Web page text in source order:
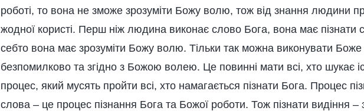
роботі, то вона не зможе зрозуміти Божу волю, тож від знання людини
жодної користі. Перш ніж людина виконає слово Бога, вона має пізнати
себто вона має зрозуміти Божу волю. Тільки так можна виконувати
безпомилково та згідно з Божою волею. Це повинні мати всі, хто шукає
процес, який мусять пройти всі, хто намагається пізнати Бога. Процес
слова – це процес пізнання Бога та Божої роботи. Тож пізнати видіння –